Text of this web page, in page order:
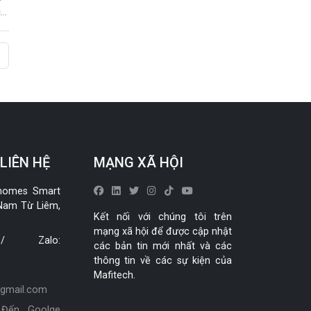
HỆ
Smart
Từ Liêm,
/ Zalo:
MẠNG XÃ HỘI
Kết nối với chúng tôi trên
mạng xã hội để được cập nhật
các bản tin mới nhất và các
thông tin về các sự kiện của
Mafitech.